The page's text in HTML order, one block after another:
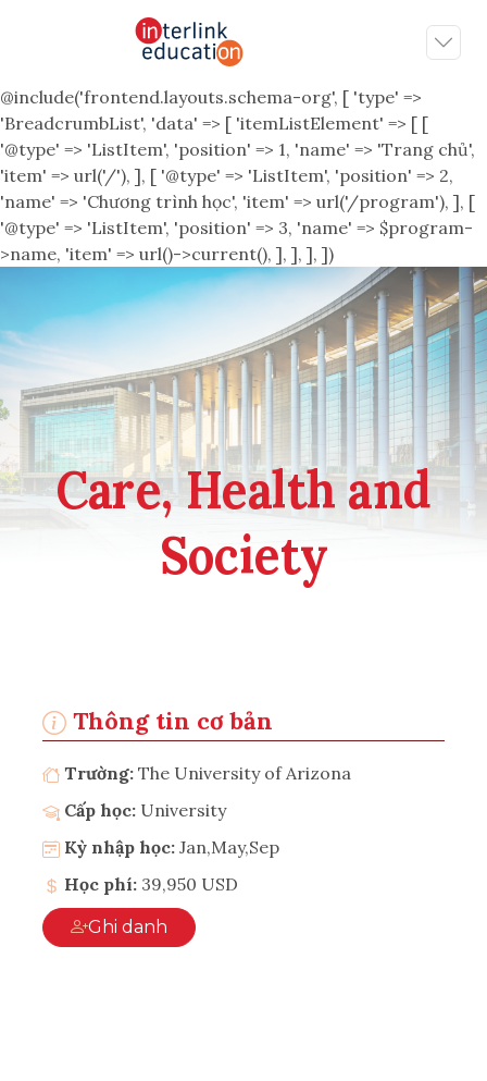
@include('frontend.layouts.schema-org', [ 'type' =>
'BreadcrumbList', 'data' => [ 'itemListElement' => [ [
'@type' => 'ListItem', 'position' => 1, 'name' => 'Trang chủ',
'item' => url('/'), ], [ '@type' => 'ListItem', 'position' => 2,
'name' => 'Chương trình học', 'item' => url('/program'), ], [
'@type' => 'ListItem', 'position' => 3, 'name' => $program-
>name, 'item' => url()->current(), ], ], ], ])
Care, Health and
Society
Thông tin cơ bản
Trường: The University of Arizona
Cấp học: University
Kỳ nhập học: Jan,May,Sep
Học phí: 39,950 USD
Ghi danh